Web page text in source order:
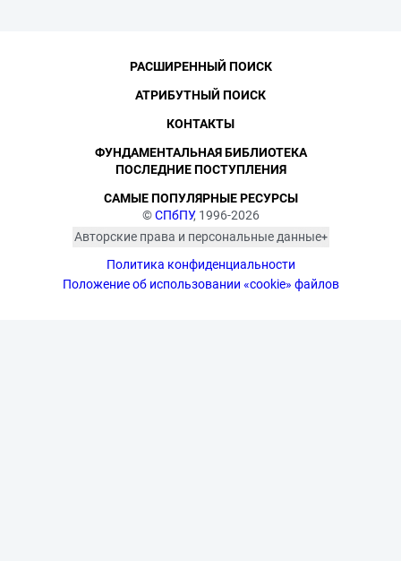
©СПбПУ, 1996-2026
Авторские права и персональные данные
изображённых лиц в соответствии
с требованиями законодательства
Политика конфиденциальности
Положение об использовании «cookie» файлов
РАСШИРЕННЫЙ ПОИСК
АТРИБУТНЫЙ ПОИСК
КОНТАКТЫ
ФУНДАМЕНТАЛЬНАЯ БИБЛИОТЕКА
ПОСЛЕДНИЕ ПОСТУПЛЕНИЯ
САМЫЕ ПОПУЛЯРНЫЕ РЕСУРСЫ